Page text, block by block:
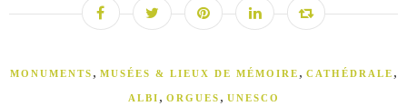
MONUMENTS , MUSÉES & LIEUX DE MÉMOIRE , CATHÉDRALE ,
ALBI , ORGUES , UNESCO